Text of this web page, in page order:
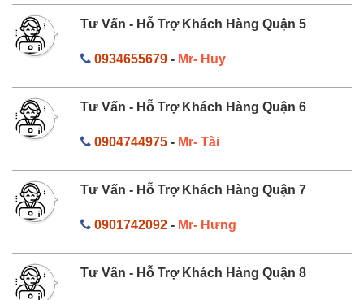
Tư Vấn - Hỗ Trợ Khách Hàng Quận 5
0934655679- Mr- Huy
Tư Vấn - Hỗ Trợ Khách Hàng Quận 6
0904744975- Mr- Tài
Tư Vấn - Hỗ Trợ Khách Hàng Quận 7
0901742092- Mr- Hưng
Tư Vấn - Hỗ Trợ Khách Hàng Quận 8